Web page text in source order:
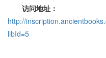
访问地址：
http://
libId=5